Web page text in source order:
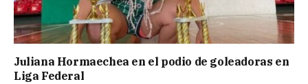
Juliana Hormaechea en el podio de goleadoras en
Liga Federal